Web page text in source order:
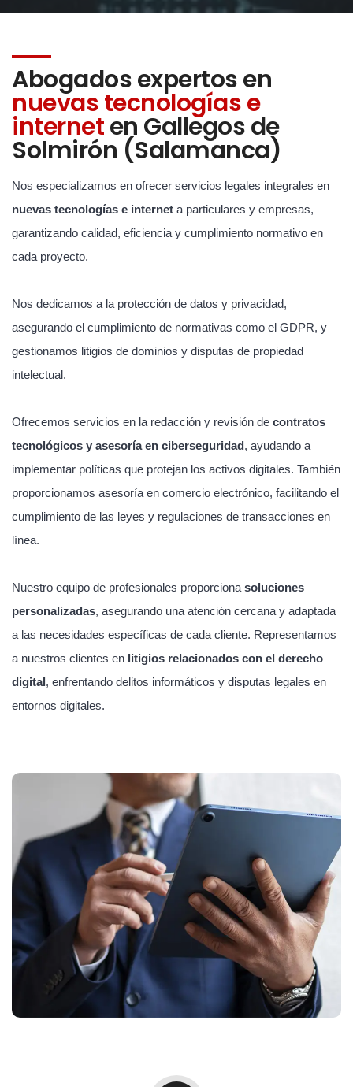
Abogados expertos en
nuevas tecnologías e
interneten Gallegos de
Solmirón (Salamanca)
Nos especializamos en ofrecer servicios legales integrales en
nuevas tecnologías e internet a particulares y empresas,
garantizando calidad, eficiencia y cumplimiento normativo en
cada proyecto.
Nos dedicamos a la protección de datos y privacidad,
asegurando el cumplimiento de normativas como el GDPR, y
gestionamos litigios de dominios y disputas de propiedad
intelectual.
Ofrecemos servicios en la redacción y revisión de contratos
tecnológicos y asesoría en ciberseguridad, ayudando a
implementar políticas que protejan los activos digitales. También
proporcionamos asesoría en comercio electrónico, facilitando el
cumplimiento de las leyes y regulaciones de transacciones en
línea.
Nuestro equipo de profesionales proporciona soluciones
personalizadas, asegurando una atención cercana y adaptada
a las necesidades específicas de cada cliente. Representamos
a nuestros clientes en litigios relacionados con el derecho
digital, enfrentando delitos informáticos y disputas legales en
entornos digitales.